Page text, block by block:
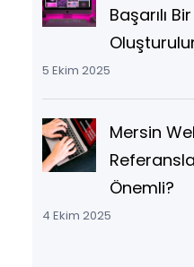
Başarılı
5 Ekim 2025
Mersin
Önemli?
4 Ekim 2025